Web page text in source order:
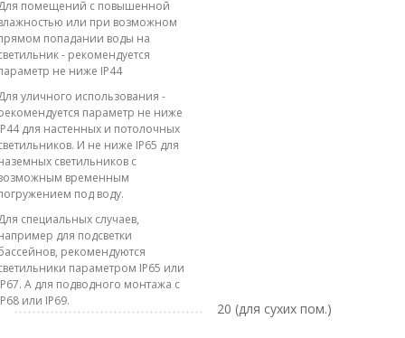
помещений с повышенной
или при возможном
попадании воды на
- рекомендуется
не ниже IP44
уличного использования -
параметр не ниже
для настенных и потолочных
И не ниже IP65 для
светильников с
временным
под воду.
специальных случаев,
для подсветки
рекомендуются
параметром IP65 или
А для подводного монтажа с
или IP69.
20 (для сухих пом.)